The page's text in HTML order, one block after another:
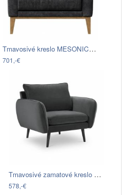
Tmavosivé kreslo MESONICA Musso
701,-€
Tmavosivé zamatové kreslo s čiernymi…
578,-€